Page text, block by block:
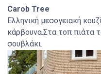
Carob Tree
Ελληνική μεσογειακή
κάρβουνα.Στα τοπ πιάτα
σουβλάκι.